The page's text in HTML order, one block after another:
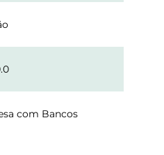
com Bancos